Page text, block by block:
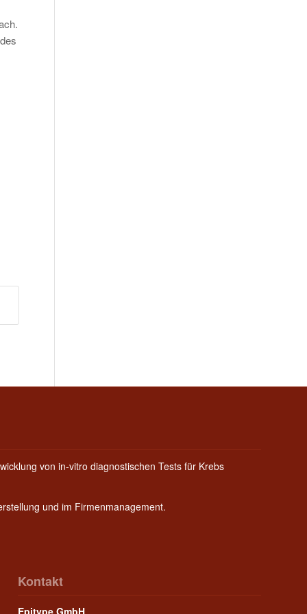
von in-vitro diagnostischen Tests für Krebs
und im Firmenmanagement.
Kontakt